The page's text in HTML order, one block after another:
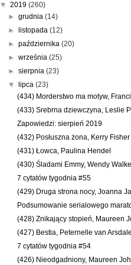
▼ 2019 (260)
►grudnia(14)
►
listopada(12)
►października(20)
►września(25)
►sierpnia(23)
▼
lipca(23)
(434) Morderstwo ma motyw,
(433) Srebrna dziewczyna, Leslie
Zapowiedzi: sierpień 2019
(432) Posłuszna żona, Kerry Fisher
(431) Łowca, Paulina Hendel
(430) Śladami Emmy, Wendy
7 cytatów tygodnia #55
(429) Druga strona nocy, Joanna
Podsumowanie serialowego
(428) Znikający stopień, Maureen
(427) Bestia, Peternelle van Arsdale
7 cytatów tygodnia #54
(426) Nieodgadniony, Maureen